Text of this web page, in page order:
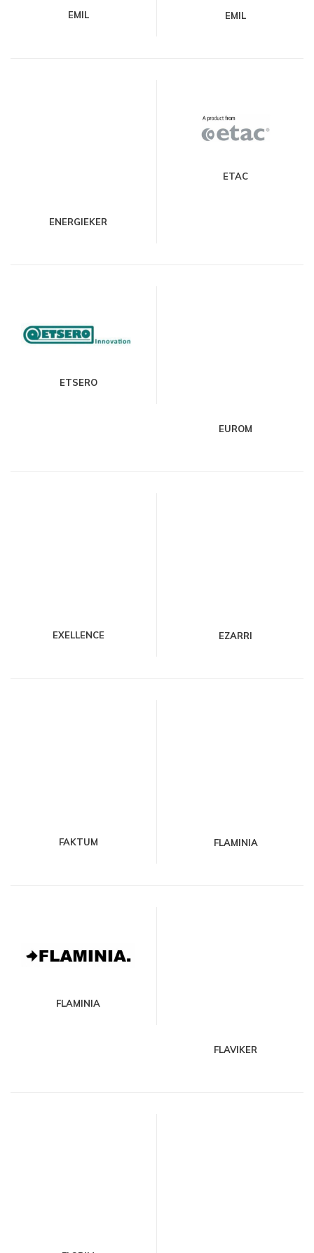
EMIL EMIL
ENERGIEKER
ETAC
ETSERO
EUROM
EXELLENCE EZARRI
FAKTUM FLAMINIA
FLAMINIA
FLAVIKER